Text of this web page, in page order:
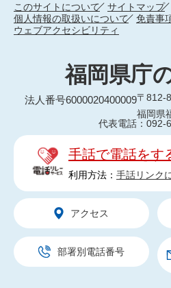
このサイトについて
サイトマップ
個人情報の取扱いについて
免責事
ウェブアクセシビリティ
福岡県庁
法人番号6000020400009〒812-
福岡県
代表電話：092-
手話で電話をす
利用方法： 手話リンク
アクセス
部署別電話番号